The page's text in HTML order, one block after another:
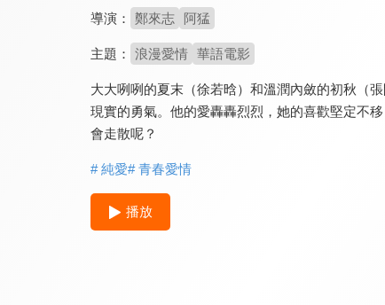
導演： 鄭來志 阿猛
主題： 浪漫愛情 華語電影
大大咧咧的夏末（徐若晗）和溫潤內斂的初秋（
現實的勇氣。他的愛轟轟烈烈，她的喜歡堅定不
會走散呢？
# 純愛# 青春愛情
播放